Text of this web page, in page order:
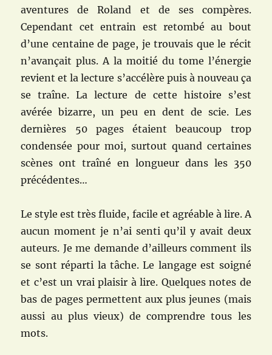
aventures de Roland et de ses compères.
Cependant cet entrain est retombé au bout
d’une centaine de page, je trouvais que le récit
n’avançait plus. A la moitié du tome l’énergie
revient et la lecture s’accélère puis à nouveau ça
se traîne. La lecture de cette histoire s’est
avérée bizarre, un peu en dent de scie. Les
dernières 50 pages étaient beaucoup trop
condensée pour moi, surtout quand certaines
scènes ont traîné en longueur dans les 350
précédentes…
Le style est très fluide, facile et agréable à lire. A
aucun moment je n’ai senti qu’il y avait deux
auteurs. Je me demande d’ailleurs comment ils
se sont réparti la tâche. Le langage est soigné
et c’est un vrai plaisir à lire. Quelques notes de
bas de pages permettent aux plus jeunes (mais
aussi au plus vieux) de comprendre tous les
mots.